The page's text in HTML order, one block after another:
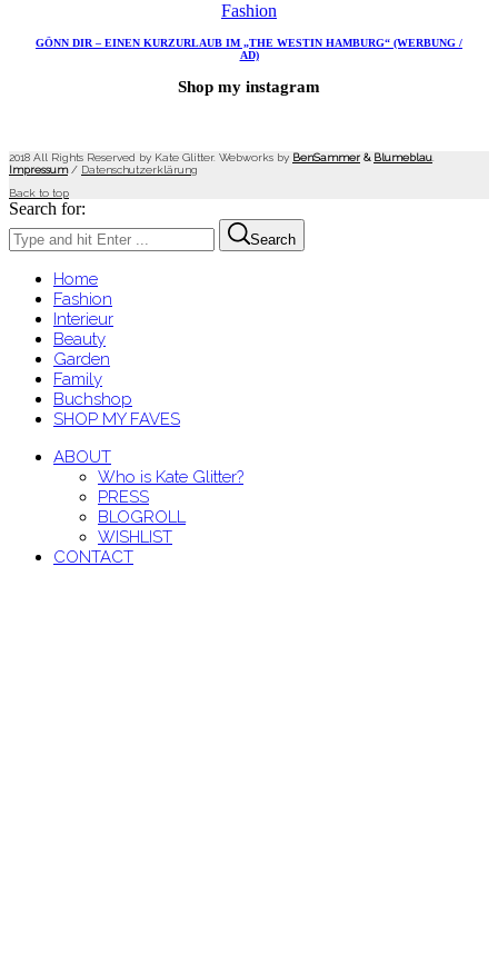
Fashion
GÖNN DIR – EINEN KURZURLAUB IM „THE WESTIN HAMBURG“ (WERBUNG /
AD)
Shop my instagram
2018 All Rights Reserved by Kate Glitter. Webworks by BenSammer & Blumeblau
Impressum/ Datenschutzerklärung
Back to top
Search for:
Search
Home
Fashion
Interieur
Beauty
Garden
Family
Buchshop
SHOP MY FAVES
ABOUT
Who is Kate Glitter?
PRESS
BLOGROLL
WISHLIST
CONTACT